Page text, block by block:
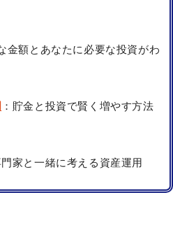
金額とあなたに必要な投資がわ
：貯金と投資で賢く増やす方法
門家と一緒に考える資産運用